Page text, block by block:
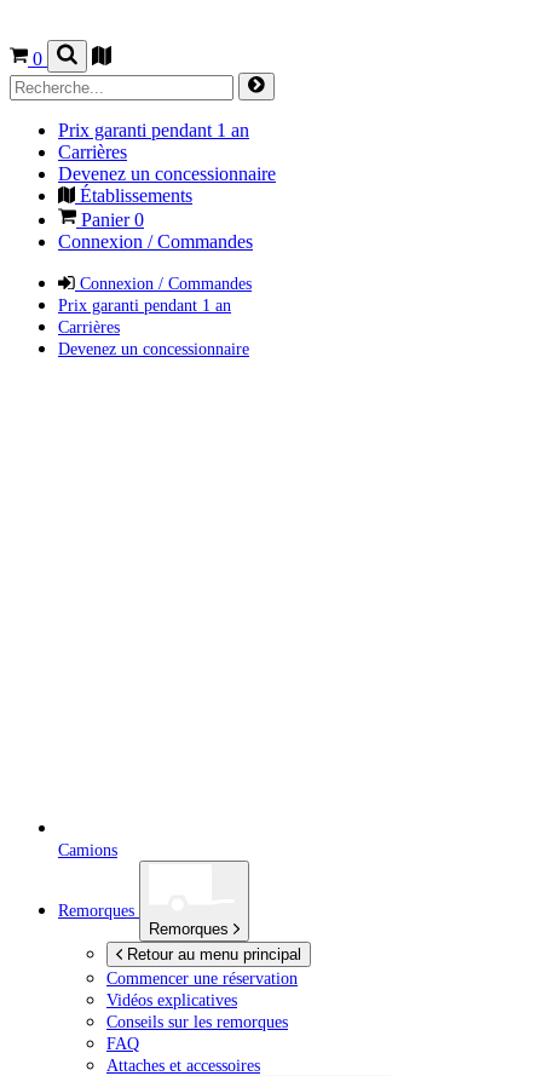
0
Prix garanti pendant 1 an
Carrières
Devenez un concessionnaire
Établissements
Panier0
Connexion / Commandes
Connexion / Commandes
Prix garanti pendant 1 an
Carrières
Devenez un concessionnaire
Camions
Remorques
Remorques
Retour au menu principal
Commencer une réservation
Vidéos explicatives
Conseils sur les remorques
FAQ
Attaches et accessoires